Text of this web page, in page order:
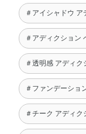
＃アイシャドウ ア
＃アディクション
＃透明感 アディク
＃ファンデーショ
＃チーク アディク